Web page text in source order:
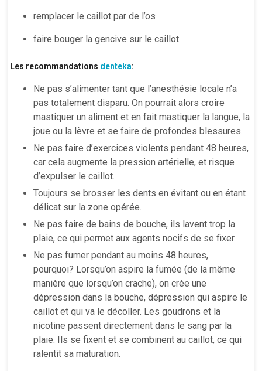
remplacer le caillot par de l’os
faire bouger la gencive sur le caillot
Les recommandations denteka:
Ne pas s’alimenter tant que l’anesthésie locale n’a
pas totalement disparu. On pourrait alors croire
mastiquer un aliment et en fait mastiquer la langue, la
joue ou la lèvre et se faire de profondes blessures.
Ne pas faire d’exercices violents pendant 48 heures,
car cela augmente la pression artérielle, et risque
d’expulser le caillot.
Toujours se brosser les dents en évitant ou en étant
délicat sur la zone opérée.
Ne pas faire de bains de bouche, ils lavent trop la
plaie, ce qui permet aux agents nocifs de se fixer.
Ne pas fumer pendant au moins 48 heures,
pourquoi? Lorsqu’on aspire la fumée (de la même
manière que lorsqu’on crache), on crée une
dépression dans la bouche, dépression qui aspire le
caillot et qui va le décoller. Les goudrons et la
nicotine passent directement dans le sang par la
plaie. Ils se fixent et se combinent au caillot, ce qui
ralentit sa maturation.